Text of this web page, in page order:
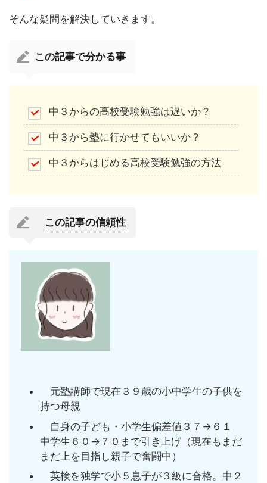
そんな疑問を解決していきます。
この記事で分かる事
中３からの高校受験勉強は遅いか？
中３から塾に行かせてもいいか？
中３からはじめる高校受験勉強の方法
この記事の信頼性
元塾講師で現在３９歳の小中学生の子供を
持つ母親
自身の子ども・小学生偏差値３７→６１
中学生６０→７０まで引き上げ（現在もまだ
まだ上を目指し親子で奮闘中）
英検を独学で小５息子が３級に合格。中２